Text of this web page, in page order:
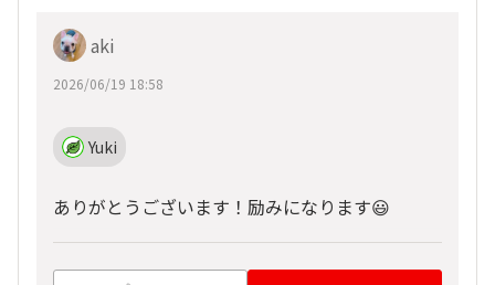
aki
2026/06/19 18:58
Yuki
ありがとうございます！励みになります😃